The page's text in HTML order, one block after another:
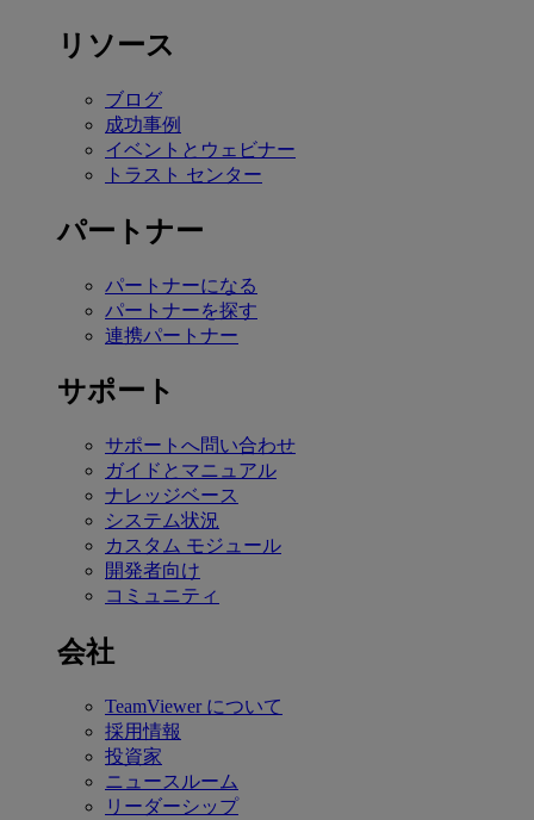
リソース
ブログ
成功事例
イベントとウェビナー
トラスト センター
パートナー
パートナーになる
パートナーを探す
連携パートナー
サポート
サポートへ問い合わせ
ガイドとマニュアル
ナレッジベース
システム状況
カスタム モジュール
開発者向け
コミュニティ
会社
TeamViewer について
採用情報
投資家
ニュースルーム
リーダーシップ